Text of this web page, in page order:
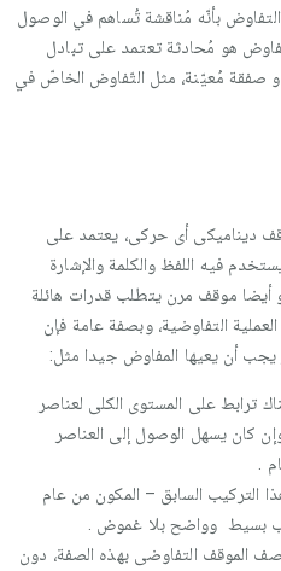
بأنّه مُناقشة تُساهم في الوصول
هو مُحادثة تعتمد على تبادل
صفقة مُعيّنة، مثل التّفاوض الخاصّ في
ديناميكى أى حركى، يعتمد على
فيه اللفظ والكلمة والإشارة
أيضا موقف مرن يتطلب قدرات هائلة
التفاوضية، وبصفة عامة فإن
أن يعيها المفاوض جيدا مثل:
ترابط على المستوى الكلى لعناصر
كان يسهل الوصول إلى العناصر
.
التركيب السابق – المكون من عام
بسيط وواضح بلا غموض .
الموقف التفاوضى بهذه الصفة، دون